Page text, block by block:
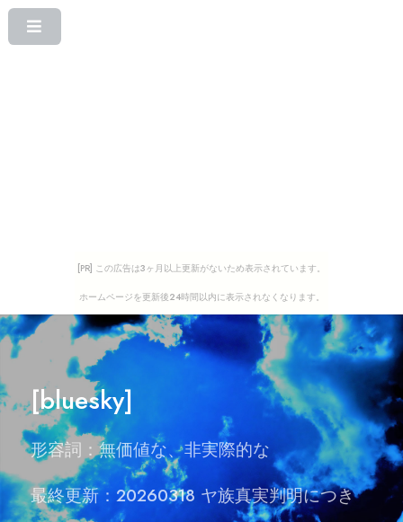
[PR] この広告は3ヶ月以上更新がないため表示されています。
ホームページを更新後24時間以内に表示されなくなります。
[bluesky]
形容詞：無価値な、非実際的な
最終更新：20260318 ヤ族真実判明につき